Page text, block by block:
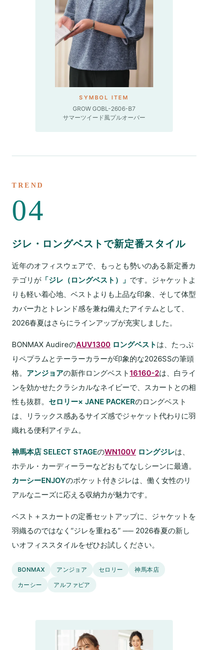
SYMBOL ITEM
GROW GOBL-2606-B7
サマーツイード風プルオーバー
TREND
04
ジレ・ロングベストで新定番スタイル
近年のオフィスウェアで、もっとも勢いのある新定番カ
テゴリが 「ジレ（ロングベスト）」 です。ジャケットよ
りも軽い着心地、ベストよりも上品な印象、そして体型
カバー力とトレンド感を兼ね備えたアイテムとして、
2026春夏はさらにラインアップが充実しました。
BONMAX AudireのAUV1300 ロングベスト は、たっぷ
りペプラムとテーラーカラーが印象的な2026SSの筆頭
格。 アンジョアの新作ロングベスト16160-2は、白ライ
ンを効かせたクラシカルなネイビーで、スカートとの相
性も抜群。 セロリー× JANE PACKERのロングベスト
は、リラックス感あるサイズ感でジャケット代わりに羽
織れる便利アイテム。
神馬本店 SELECT STAGEのWN100V ロングジレは、
ホテル・カーディーラーなどおもてなしシーンに最適。
カーシーENJOYのポケット付きジレは、働く女性のリ
アルなニーズに応える収納力が魅力です。
ベスト＋スカートの定番セットアップに、ジャケットを
羽織るのではなく“ジレを重ねる” ── 2026春夏の新し
いオフィススタイルをぜひお試しください。
BONMAX アンジョア セロリー 神馬本店
カーシー アルファピア